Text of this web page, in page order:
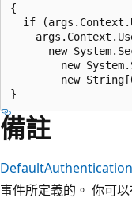
{
if
new
new
new
備註
事件所定義的。 你可